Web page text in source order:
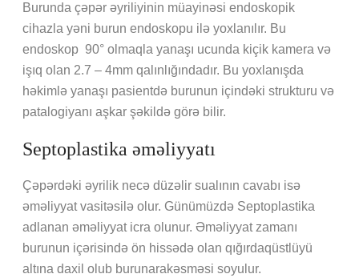
Burunda çəpər əyriliyinin müayinəsi endoskopik
cihazla yəni burun endoskopu ilə yoxlanılır. Bu
endoskop 90° olmaqla yanaşı ucunda kiçik kamera və
işıq olan 2.7 – 4mm qalınlığındadır. Bu yoxlanışda
həkimlə yanaşı pasientdə burunun içindəki strukturu və
patalogiyanı aşkar şəkildə görə bilir.
Septoplastika əməliyyatı
Çəpərdəki əyrilik necə düzəlir sualının cavabı isə
əməliyyat vasitəsilə olur. Günümüzdə Septoplastika
adlanan əməliyyat icra olunur. Əməliyyat zamanı
burunun içərisində ön hissədə olan qığırdaqüstlüyü
altına daxil olub burunarakəsməsi soyulur.